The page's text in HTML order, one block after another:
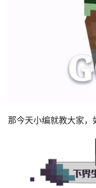
那今天小编就教大家，